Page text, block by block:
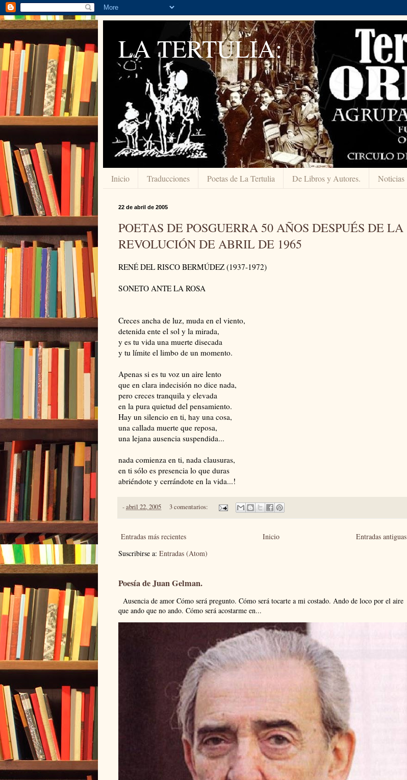
LA TERTULIA:
Inicio Traducciones Poetas de La Tertulia De Libros y Autores. Noticias
22 de abril de 2005
POETAS DE POSGUERRA 50 AÑOS DESPUÉS DE LA
REVOLUCIÓN DE ABRIL DE 1965
RENÉ DEL RISCO BERMÚDEZ (1937-1972)
SONETO ANTE LA ROSA
Creces ancha de luz, muda en el viento,
detenida ente el sol y la mirada,
y es tu vida una muerte disecada
y tu límite el limbo de un momento.
Apenas si es tu voz un aire lento
que en clara indecisión no dice nada,
pero creces tranquila y elevada
en la pura quietud del pensamiento.
Hay un silencio en ti, hay una cosa,
una callada muerte que reposa,
una lejana ausencia suspendida...
nada comienza en ti, nada clausuras,
en ti sólo es presencia lo que duras
abriéndote y cerrándote en la vida...!
-abril 22, 2005 3 comentarios:
Entradas más recientes Entradas antiguas
Inicio
Suscribirse a: Entradas (Atom)
Poesía de Juan Gelman.
Ausencia de amor Cómo será pregunto. Cómo será tocarte a mi costado. Ando de loco por el aire
que ando que no ando. Cómo será acostarme en...